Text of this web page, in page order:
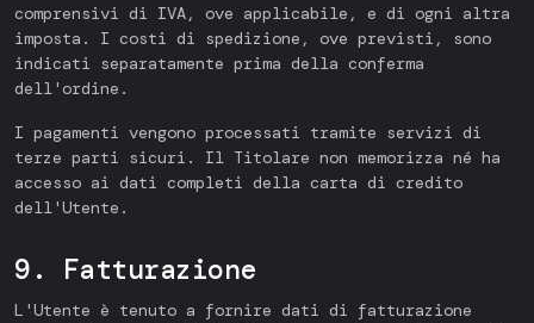
comprensivi di IVA, ove applicabile, e di ogni altra
imposta. I costi di spedizione, ove previsti, sono
indicati separatamente prima della conferma
dell'ordine.
I pagamenti vengono processati tramite servizi di
terze parti sicuri. Il Titolare non memorizza né ha
accesso ai dati completi della carta di credito
dell'Utente.
9. Fatturazione
L'Utente è tenuto a fornire dati di fatturazione